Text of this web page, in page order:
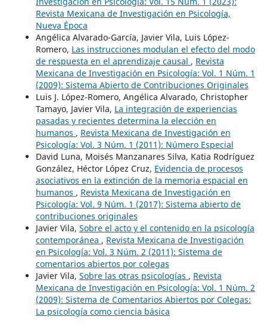
Revista Mexicana de Investigación en Psicología,
Nueva Época
Angélica Alvarado-García, Javier Vila, Luis López-
Romero, Las instrucciones modulan el efecto del modo
de respuesta en el aprendizaje causal , Revista
Mexicana de Investigación en Psicología: Vol. 1 Núm. 1
(2009): Sistema Abierto de Contribuciones Originales
Luis J. López-Romero, Angélica Alvarado, Christopher
Tamayo, Javier Vila, La integración de experiencias
pasadas y recientes determina la elección en
humanos , Revista Mexicana de Investigación en
Psicología: Vol. 3 Núm. 1 (2011): Número Especial
David Luna, Moisés Manzanares Silva, Katia Rodríguez
González, Héctor López Cruz, Evidencia de procesos
asociativos en la extinción de la memoria espacial en
humanos , Revista Mexicana de Investigación en
Psicología: Vol. 9 Núm. 1 (2017): Sistema abierto de
contribuciones originales
Javier Vila, Sobre el acto y el contenido en la psicología
contemporánea , Revista Mexicana de Investigación
en Psicología: Vol. 3 Núm. 2 (2011): Sistema de
comentarios abiertos por colegas
Javier Vila, Sobre las otras psicologías , Revista
Mexicana de Investigación en Psicología: Vol. 1 Núm. 2
(2009): Sistema de Comentarios Abiertos por Colegas:
La psicología como ciencia básica